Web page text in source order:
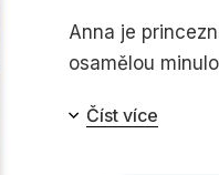
Anna je
osamělou
kterém by mohl
Číst více